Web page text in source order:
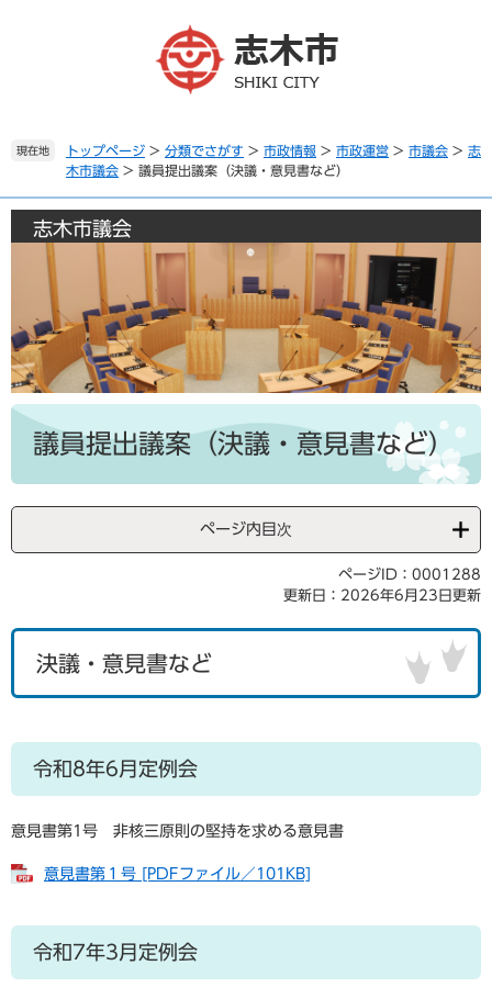
。
て
文
現在地 トップページ > 分類でさがす > 市政情報 > 市政運営 > 市議会 > 志
木市議会 > 議員提出議案（決議・意見書など）
志木市議会
本
議員提出議案（決議・意見書など）
ページ内目次
ページID：0001288
更新日：2026年6月23日更新
決議・意見書など
令和8年6月定例会
意見書第1号 非核三原則の堅持を求める意見書
意見書第１号 [PDFファイル／101KB]
令和7年3月定例会